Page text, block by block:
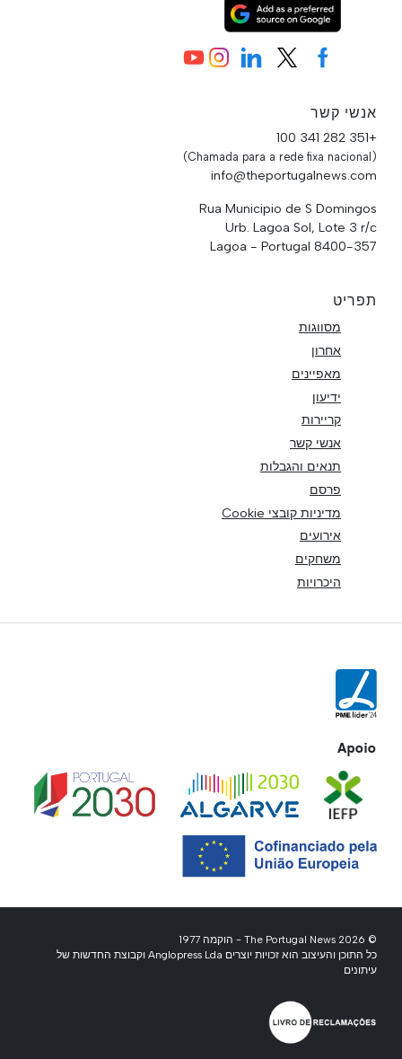
אנשי קשר
+351 282 341 100
(Chamada para a rede fixa nacional)
info@theportugalnews.com
Rua Municipio de S Domingos
Urb. Lagoa Sol, Lote 3 r/c
8400-357 Lagoa - Portugal
תפריט
מסווגות
אחרון
מאפיינים
ידיעון
קריירות
אנשי קשר
תנאים והגבלות
פרסם
מדיניות קובצי Cookie
אירועים
משחקים
היכרויות
Apoio
© 2026 The Portugal News - הוקמה 1977
כל התוכן והעיצוב הוא זכויות יוצרים Anglopress Lda וקבוצת החדשות של
עיתונים